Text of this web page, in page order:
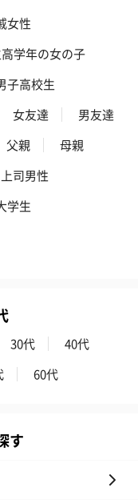
女性
学年の女の子
子高校生
女友達
男友達
父親
母親
上司男性
学生
30代
40代
60代
す